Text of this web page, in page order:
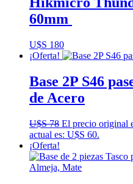
60mm
U$S 180
¡Oferta!
Base 2P S46
de Acero
U$S78 El precio original
actual es: U$S 60.
¡Oferta!